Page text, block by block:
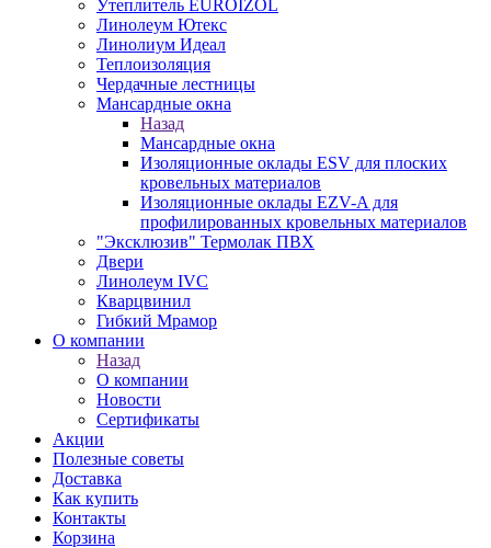
Утеплитель EUROIZOL
Линолеум Ютекс
Линолиум Идеал
Теплоизоляция
Чердачные лестницы
Мансардные окна
Назад
Мансардные окна
Изоляционные оклады ESV для плоских
кровельных материалов
Изоляционные оклады EZV-A для
профилированных кровельных материалов
"Эксклюзив" Термолак ПВХ
Двери
Линолеум IVC
Кварцвинил
Гибкий Мрамор
О компании
Назад
О компании
Новости
Сертификаты
Акции
Полезные советы
Доставка
Как купить
Контакты
Корзина